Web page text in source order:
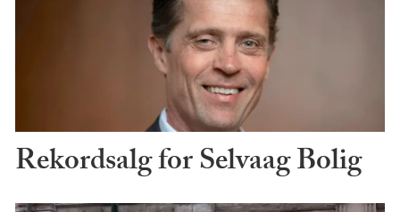
Rekordsalg for Selvaag Bolig